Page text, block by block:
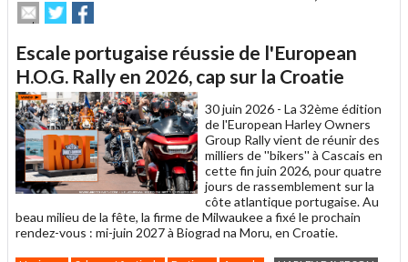
Envoyer
cet
à
un
ami
Partager
sur
sur
Escale portugaise réussie de l'European
H.O.G. Rally en 2026, cap sur la Croatie
30 juin 2026 - La 32ème édition
de l'European Harley Owners
Group Rally vient de réunir des
milliers de ''bikers'' à Cascais en
cette fin juin 2026, pour quatre
jours de rassemblement sur la
côte atlantique portugaise. Au
beau milieu de la fête, la firme de Milwaukee a fixé le prochain
rendez-vous : mi-juin 2027 à Biograd na Moru, en Croatie.